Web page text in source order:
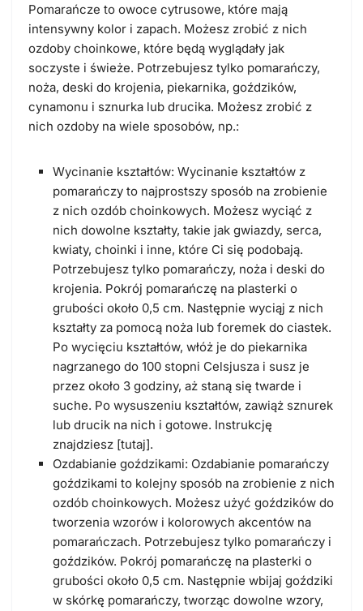
Pomarańcze to owoce cytrusowe, które mają
intensywny kolor i zapach. Możesz zrobić z nich
ozdoby choinkowe, które będą wyglądały jak
soczyste i świeże. Potrzebujesz tylko pomarańczy,
noża, deski do krojenia, piekarnika, goździków,
cynamonu i sznurka lub drucika. Możesz zrobić z
nich ozdoby na wiele sposobów, np.:
Wycinanie kształtów: Wycinanie kształtów z
pomarańczy to najprostszy sposób na zrobienie
z nich ozdób choinkowych. Możesz wyciąć z
nich dowolne kształty, takie jak gwiazdy, serca,
kwiaty, choinki i inne, które Ci się podobają.
Potrzebujesz tylko pomarańczy, noża i deski do
krojenia. Pokrój pomarańczę na plasterki o
grubości około 0,5 cm. Następnie wyciąj z nich
kształty za pomocą noża lub foremek do ciastek.
Po wycięciu kształtów, włóż je do piekarnika
nagrzanego do 100 stopni Celsjusza i susz je
przez około 3 godziny, aż staną się twarde i
suche. Po wysuszeniu kształtów, zawiąż sznurek
lub drucik na nich i gotowe. Instrukcję
znajdziesz [tutaj].
Ozdabianie goździkami: Ozdabianie pomarańczy
goździkami to kolejny sposób na zrobienie z nich
ozdób choinkowych. Możesz użyć goździków do
tworzenia wzorów i kolorowych akcentów na
pomarańczach. Potrzebujesz tylko pomarańczy i
goździków. Pokrój pomarańczę na plasterki o
grubości około 0,5 cm. Następnie wbijaj goździki
w skórkę pomarańczy, tworząc dowolne wzory,